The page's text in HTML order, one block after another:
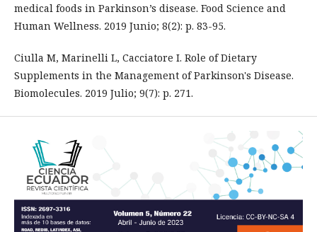
medical foods in Parkinson’s disease. Food Science and
Human Wellness. 2019 Junio; 8(2): p. 83-95.
Ciulla M, Marinelli L, Cacciatore I. Role of Dietary
Supplements in the Management of Parkinson's Disease.
Biomolecules. 2019 Julio; 9(7): p. 271.